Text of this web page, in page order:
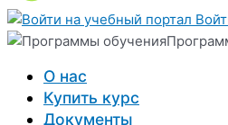
О нас
Купить курс
Документы